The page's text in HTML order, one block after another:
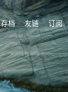
存档 友链 订阅